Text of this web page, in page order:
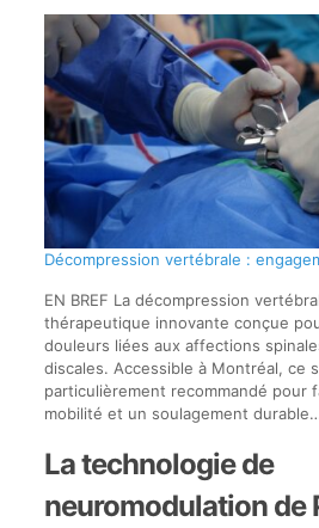
Décompression vertébrale :
EN BREF La décompression
thérapeutique innovante conçue
douleurs liées aux affections
discales. Accessible à Montréal, ce
particulièrement recommandé pour
mobilité et un soulagement
La technologie de
neuromodulation de